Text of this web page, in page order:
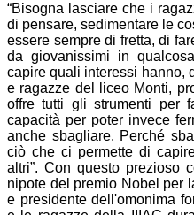
“Bisogna lasciare che i
di pensare, sedimentare le
essere sempre di fretta, di
da giovanissimi in
capire quali interessi hanno,
e ragazze del liceo Monti,
offre tutti gli strumenti per
capacità per poter invece
anche sbagliare. Perché
ciò che ci permette di
altri”. Con questo prezioso
nipote del premio Nobel per
e presidente dell'omonima